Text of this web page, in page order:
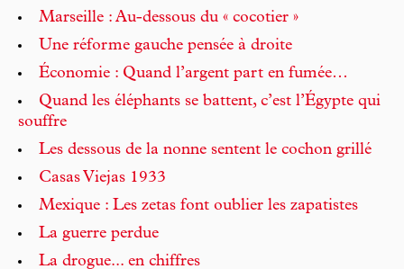
Marseille : Au-dessous du « cocotier »
Une réforme gauche pensée à droite
Économie : Quand l’argent part en fumée…
Quand les éléphants se battent, c’est l’Égypte qui
souffre
Les dessous de la nonne sentent le cochon grillé
Casas Viejas 1933
Mexique : Les zetas font oublier les zapatistes
La guerre perdue
La drogue... en chiffres